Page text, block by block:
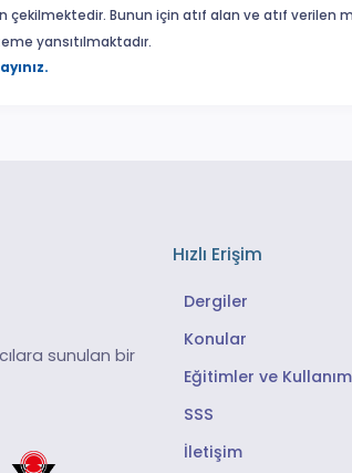
Bunun için atıf alan ve atıf verilen
yansıtılmaktadır.
sunulan bir
Hızlı Erişim
Dergiler
Konular
Eğitimler ve
SSS
İletişim